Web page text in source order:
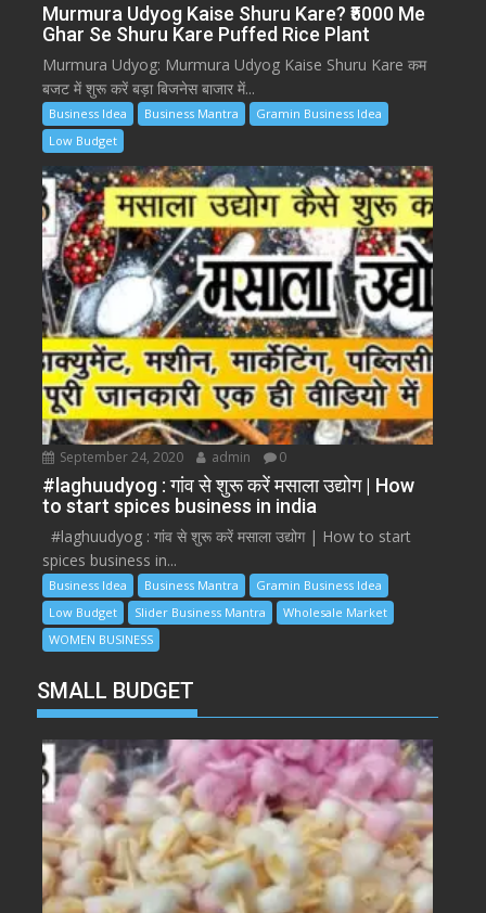
Murmura Udyog Kaise Shuru Kare? ₹5000 Me
Ghar Se Shuru Kare Puffed Rice Plant
Murmura Udyog: Murmura Udyog Kaise Shuru Kare कम
बजट में शुरू करें बड़ा बिजनेस बाजार में...
Business Idea Business Mantra
Gramin Business Idea
Low Budget
September 24, 2020 admin 0
#laghuudyog : गांव से शुरू करें मसाला उद्योग | How
to start spices business in india
#laghuudyog : गांव से शुरू करें मसाला उद्योग | How to start
spices business in...
Business Idea Business Mantra
Gramin Business Idea
Low Budget
Slider Business Mantra
Wholesale Market
WOMEN BUSINESS
SMALL BUDGET